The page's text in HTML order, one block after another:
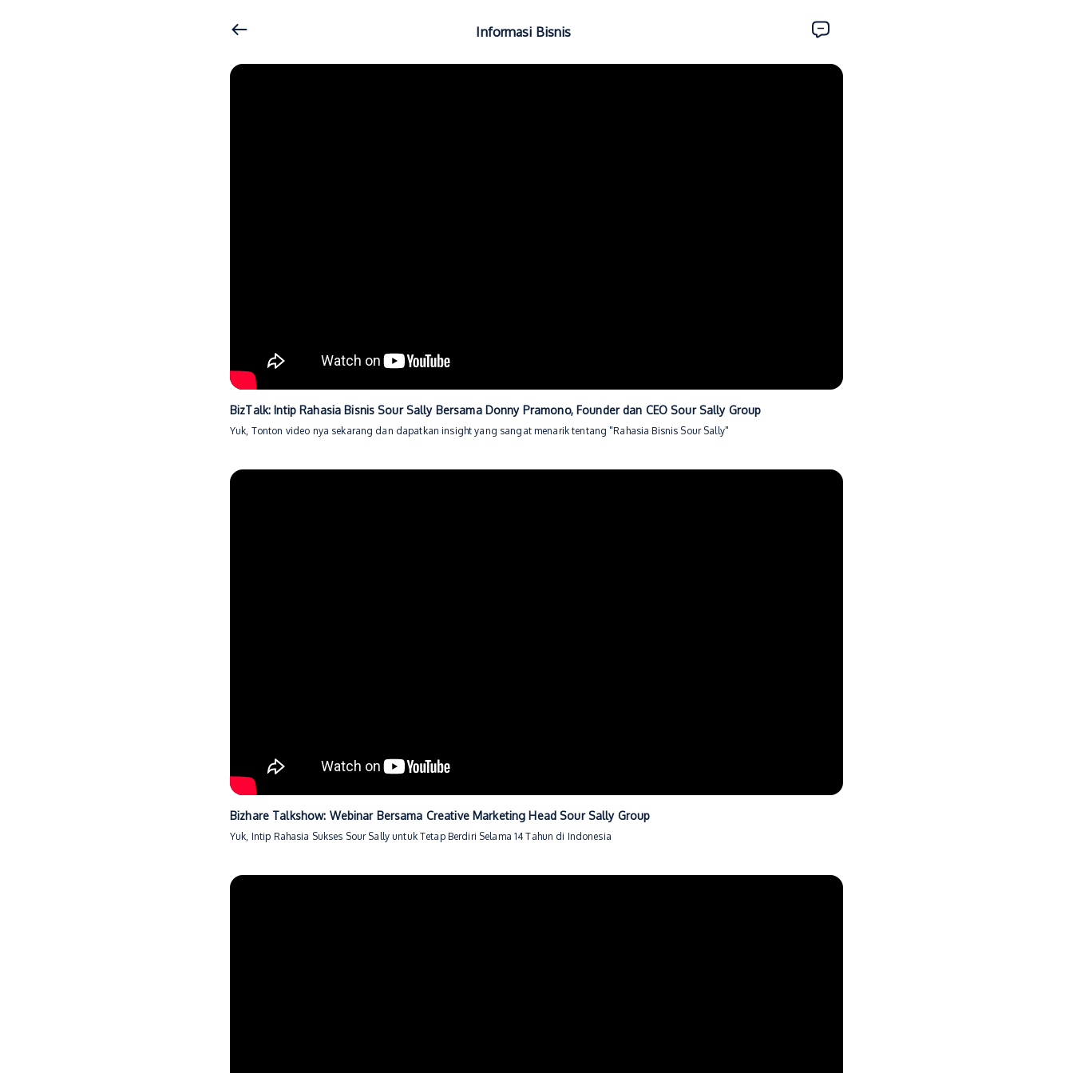
Informasi Bisnis
BizTalk: Intip Rahasia Bisnis Sour Sally Bersama Donny Pramono, Founder dan CEO Sour Sally Group
Yuk, Tonton video nya sekarang dan dapatkan insight yang sangat menarik tentang "Rahasia Bisnis Sour Sally"
Bizhare Talkshow: Webinar Bersama Creative Marketing Head Sour Sally Group
Yuk, Intip Rahasia Sukses Sour Sally untuk Tetap Berdiri Selama 14 Tahun di Indonesia